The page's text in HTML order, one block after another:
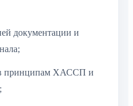
документации и
принципам ХАССП и